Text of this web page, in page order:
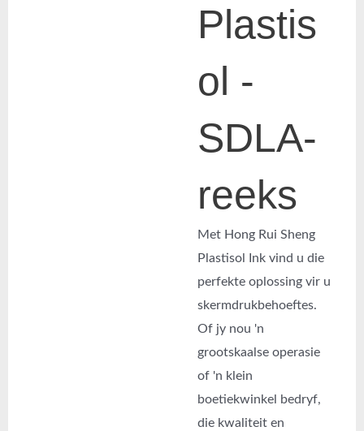
Plastis
ol -
SDLA-
reeks
Met Hong Rui Sheng
Plastisol Ink vind u die
perfekte oplossing vir u
skermdrukbehoeftes.
Of jy nou 'n
grootskaalse operasie
of 'n klein
boetiekwinkel bedryf,
die kwaliteit en